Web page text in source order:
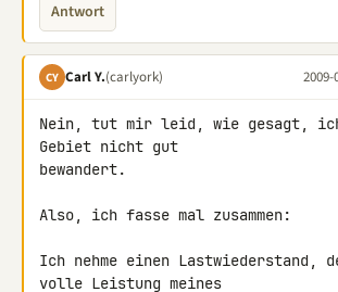
Antwort
CY Carl Y.(carlyork) 2009-
Nein, tut mir leid, wie gesagt,
Gebiet nicht gut
bewandert.
Also, ich fasse mal zusammen:
Ich nehme einen Lastwiederstand,
volle Leistung meines